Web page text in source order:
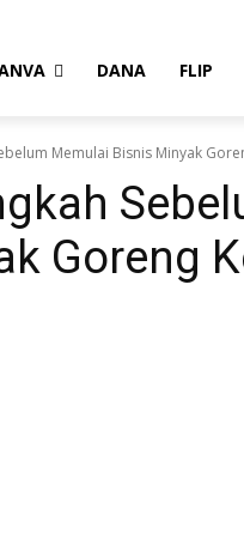
DANA FLIP
Memulai Bisnis Minyak
Goreng